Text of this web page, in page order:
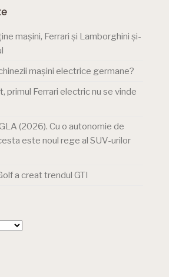
mașini, Ferrari și Lamborghini și-
mașini electrice germane?
primul Ferrari electric nu se vinde
(2026). Cu o autonomie de
este noul rege al SUV-urilor
a creat trendul GTI